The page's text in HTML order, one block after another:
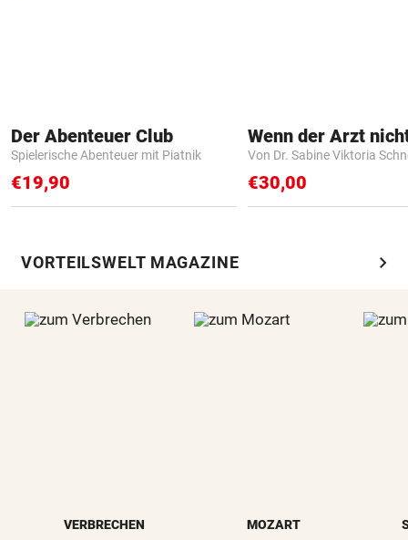
Der Abenteuer Club
Spielerische Abenteuer mit Piatnik
€19,90
Von Dr. Sabine Viktoria
€30,00
VORTEILSWELT MAGAZINE chevron_right
VERBRECHEN MOZART